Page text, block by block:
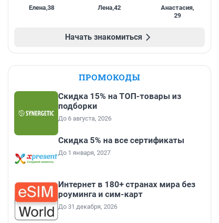
Елена,38 Лена,42 Анастасия,
29
Начать знакомиться
ПРОМОКОДЫ
Скидка 15% на ТОП-товары из
подборки
До 6 августа, 2026
Скидка 5% на все сертификаты
До 1 января, 2027
Интернет в 180+ странах мира без
роуминга и сим-карт
До 31 декабря, 2026